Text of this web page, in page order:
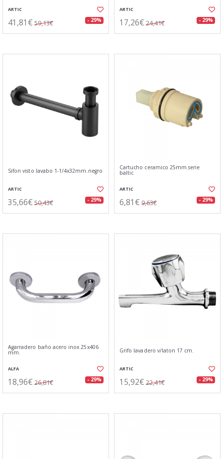
ARTIC
41,81€ 59,13€ - 29%
ARTIC
17,26€ 24,41€ - 29%
Sifon visto lavabo 1-1/4x32mm.negro
ARTIC
35,66€ 50,43€ - 29%
Cartucho ceramico 25mm.serie
baltic
ARTIC
6,81€ 9,63€ - 29%
Agarradero baño acero inox 25x406
mm.
ALFA
18,96€ 26,81€ - 29%
Grifo lavadero v/laton 17 cm.
ARTIC
15,92€ 22,41€ - 29%